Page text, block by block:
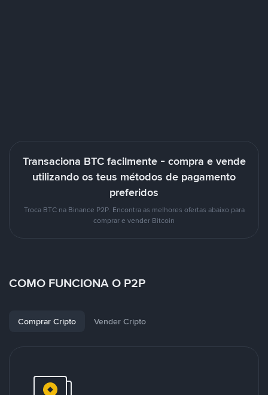
Transaciona BTC facilmente - compra e vende
utilizando os teus métodos de pagamento
preferidos
Troca BTC na Binance P2P. Encontra as melhores ofertas abaixo para
comprar e vender Bitcoin
COMO FUNCIONA O P2P
Comprar Cripto Vender Cripto